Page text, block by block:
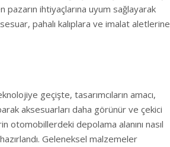
ihtiyaçlarına uyum sağlayarak
pahalı kalıplara ve imalat aletlerine
geçişte, tasarımcıların amacı,
aksesuarları daha görünür ve çekici
otomobillerdeki depolama alanını nasıl
Geleneksel malzemeler